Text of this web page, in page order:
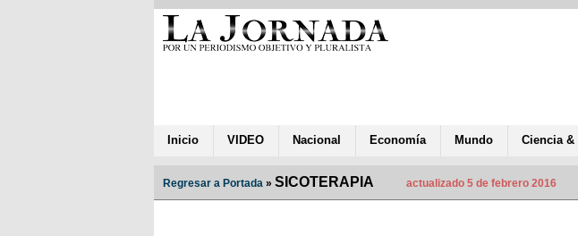
Inicio VIDEO Nacional Economía Mundo Ciencia &
Regresar a Portada » SICOTERAPIA actualizado 5 de febrero 2016